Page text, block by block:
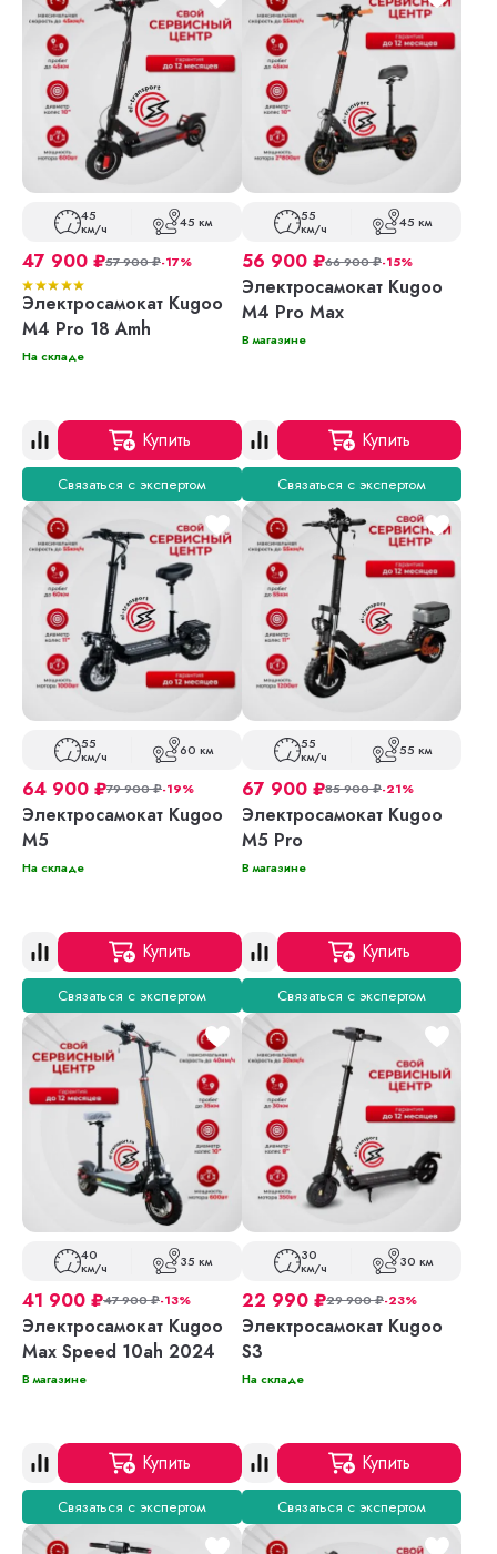
45
км/ч 45 км
47 900 ₽57 900₽-17%
Электросамокат Kugoo
M4 Pro 18 Amh
На складе
Купить
Связаться с экспертом
55
км/ч 45 км
56 900 ₽66 900₽-15%
Электросамокат Kugoo
M4 Pro Max
В магазине
Купить
Связаться с экспертом
55
км/ч 60 км
64 900 ₽79 900₽-19%
Электросамокат Kugoo
M5
На складе
Купить
Связаться с экспертом
55
км/ч 55 км
67 900 ₽85 900₽-21%
Электросамокат Kugoo
M5 Pro
В магазине
Купить
Связаться с экспертом
40
км/ч 35 км
41 900 ₽47 900₽-13%
Электросамокат Kugoo
Max Speed 10ah 2024
В магазине
Купить
Связаться с экспертом
30
км/ч 30 км
22 990 ₽29 900₽-23%
Электросамокат Kugoo
S3
На складе
Купить
Связаться с экспертом